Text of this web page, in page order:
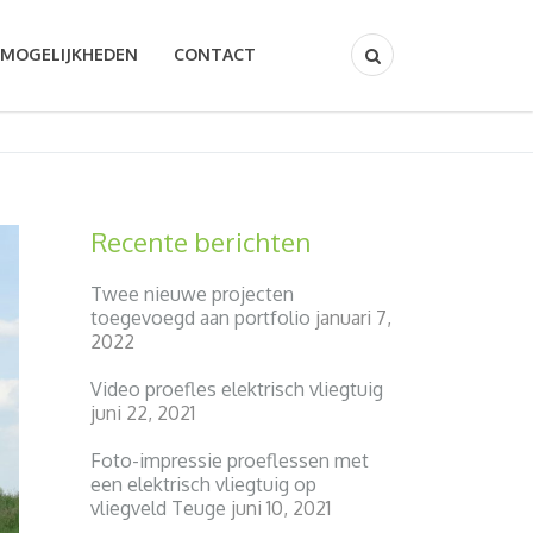
MOGELIJKHEDEN CONTACT
Recente berichten
Twee nieuwe projecten
toegevoegd aan portfolio januari 7,
2022
Video proefles elektrisch vliegtuig
juni 22, 2021
Foto-impressie proeflessen met
een elektrisch vliegtuig op
vliegveld Teuge juni 10, 2021